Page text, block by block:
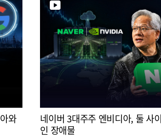
와
네이버 3대주주 엔비디아, 둘 사
인 장애물